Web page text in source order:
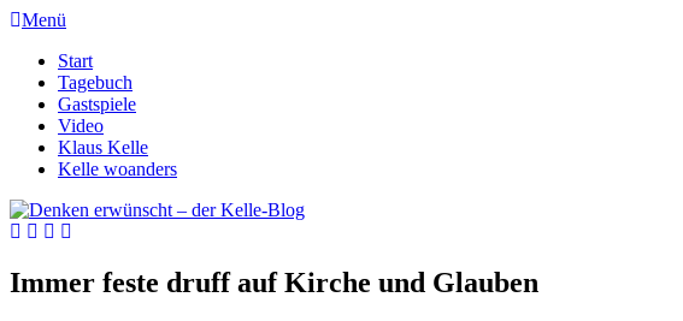
Menü
Start
Tagebuch
Gastspiele
Video
Klaus Kelle
Kelle woanders
Immer feste druff auf Kirche und Glauben